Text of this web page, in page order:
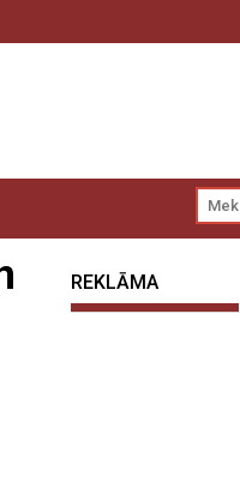
REKLĀMA